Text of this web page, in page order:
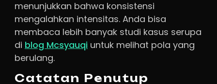
menunjukkan bahwa konsistensi
mengalahkan intensitas. Anda bisa
membaca lebih banyak studi kasus serupa
di blog Mcsyauqi untuk melihat pola yang
berulang.
Catatan Penutup